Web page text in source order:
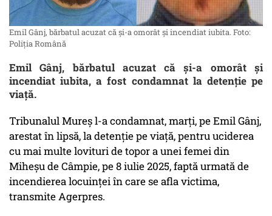
Emil Gânj, bărbatul acuzat că și-a omorât și incendiat iubita. Foto:
Poliția Română
Emil Gânj, bărbatul acuzat că și-a omorât și
incendiat iubita, a fost condamnat la detenţie pe
viaţă.
Tribunalul Mureş l-a condamnat, marţi, pe Emil Gânj,
arestat în lipsă, la detenţie pe viaţă, pentru uciderea
cu mai multe lovituri de topor a unei femei din
Miheşu de Câmpie, pe 8 iulie 2025, faptă urmată de
incendierea locuinţei în care se afla victima,
transmite Agerpres.